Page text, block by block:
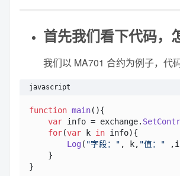
首先我们看下代码，
我们以 MA701 合约为例子，代码
javascript
function main( ){
var info = exchange.
for(var k in info){
Log( "字段：" , k, "值："
    }